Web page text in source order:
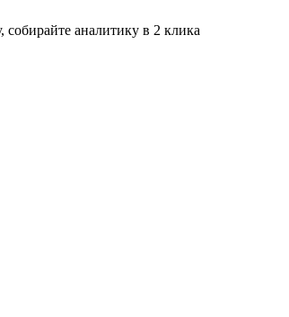
собирайте аналитику в 2 клика